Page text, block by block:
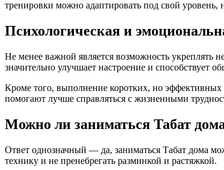
тренировки можно адаптировать под свой уровень,
Психологическая и
Не менее важной является возможность укреплять
значительно улучшает настроение и способствует
Кроме того, выполнение коротких, но
помогают лучше справляться с жизненными
Можно ли заниматься Табат
Ответ однозначный — да, заниматься Табат дома
технику и не пренебрегать разминкой и растяжкой.